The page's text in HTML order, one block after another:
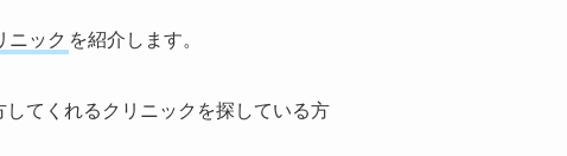
ニック を紹介します。
てくれるクリニックを探している方